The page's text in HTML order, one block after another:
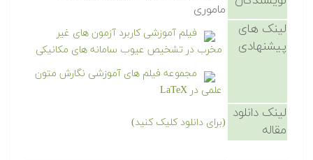
ماموری
لینک های
پیشنهادی
فیلم آموزشی کاربرد آزمون های غیر
مخرب در تشخیص عیوب سامانه های مکانیکی
مجموعه فیلم های آموزشی نگارش متون
علمی در LaTeX
لینک دانلود
مقاله
(برای دانلود کلیک کنید)